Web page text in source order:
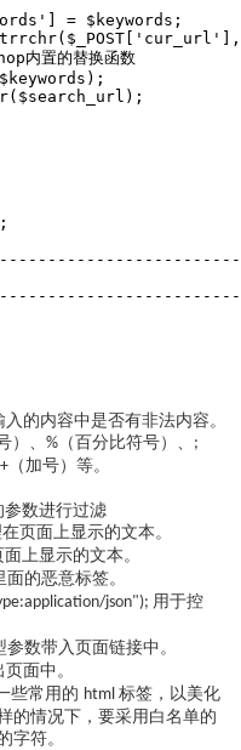
= $keywords;
置的替换函数
的内容中是否有非法内容。
）、 % （百分比符号）、 ;
+ （加号）等。
参数进行过滤
页面上显示的文本。
上显示的文本。
的恶意标签。
json"); 用于控
数带入页面链接中。
面中。
些常用的 html 标签，以美化
的情况下，要采用白名单的
字符。